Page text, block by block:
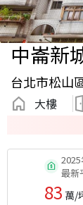
中崙新
台北市松山
大樓
最新
83 萬/